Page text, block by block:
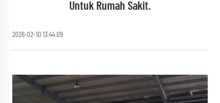
Untuk Rumah Sakit.
2026-02-10 13:44:09